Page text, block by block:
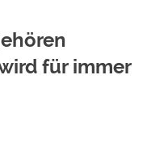
für immer